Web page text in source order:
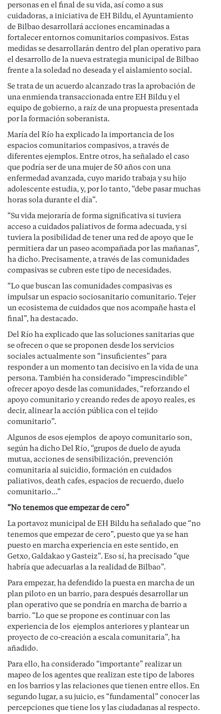
personas en el final de su vida, así como a sus
cuidadoras, a iniciativa de EH Bildu, el Ayuntamiento
de Bilbao desarrollará acciones encaminadas a
fortalecer entornos comunitarios compasivos. Estas
medidas se desarrollarán dentro del plan operativo para
el desarrollo de la nueva estrategia municipal de Bilbao
frente a la soledad no deseada y el aislamiento social.
Se trata de un acuerdo alcanzado tras la aprobación de
una enmienda transaccionada entre EH Bildu y el
equipo de gobierno, a raíz de una propuesta presentada
por la formación soberanista.
María del Río ha explicado la importancia de los
espacios comunitarios compasivos, a través de
diferentes ejemplos. Entre otros, ha señalado el caso
que podría ser de una mujer de 50 años con una
enfermedad avanzada, cuyo marido trabaja y su hijo
adolescente estudia, y, por lo tanto, “debe pasar muchas
horas sola durante el día”.
“Su vida mejoraría de forma significativa si tuviera
acceso a cuidados paliativos de forma adecuada, y si
tuviera la posibilidad de tener una red de apoyo que le
permitiera dar un paseo acompañada por las mañanas”,
ha dicho. Precisamente, a través de las comunidades
compasivas se cubren este tipo de necesidades.
“Lo que buscan las comunidades compasivas es
impulsar un espacio sociosanitario comunitario. Tejer
un ecosistema de cuidados que nos acompañe hasta el
final”, ha destacado.
Del Río ha explicado que las soluciones sanitarias que
se ofrecen o que se proponen desde los servicios
sociales actualmente son “insuficientes” para
responder a un momento tan decisivo en la vida de una
persona. También ha considerado “imprescindible”
ofrecer apoyo desde las comunidades, “reforzando el
apoyo comunitario y creando redes de apoyo reales, es
decir, alinear la acción pública con el tejido
comunitario”.
Algunos de esos ejemplos de apoyo comunitario son,
según ha dicho Del Río, “grupos de duelo de ayuda
mutua, acciones de sensibilización, prevención
comunitaria al suicidio, formación en cuidados
paliativos, death cafes, espacios de recuerdo, duelo
comunitario…”
“No tenemos que empezar de cero”
La portavoz municipal de EH Bildu ha señalado que “no
tenemos que empezar de cero”, puesto que ya se han
puesto en marcha experiencia en este sentido, en
Getxo, Galdakao y Gasteiz”. Eso sí, ha precisado “que
habría que adecuarlas a la realidad de Bilbao”.
Para empezar, ha defendido la puesta en marcha de un
plan piloto en un barrio, para después desarrollar un
plan operativo que se pondría en marcha de barrio a
barrio. “Lo que se propone es continuar con las
experiencia de los ejemplos anteriores y plantear un
proyecto de co-creación a escala comunitaria”, ha
añadido.
Para ello, ha considerado “importante” realizar un
mapeo de los agentes que realizan este tipo de labores
en los barrios y las relaciones que tienen entre ellos. En
segundo lugar, a su juicio, es “fundamental” conocer las
percepciones que tiene los y las ciudadanas al respecto.